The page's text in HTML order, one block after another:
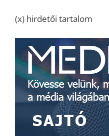
(x) hirdetői tartalom